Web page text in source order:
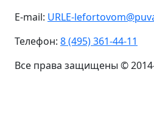
E-mail: URLE-
Телефон: 8 (495) 361-44-11
Все права защищены ©